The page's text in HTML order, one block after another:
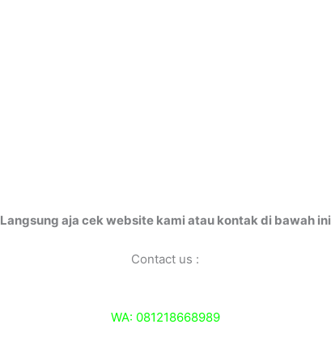
Langsung aja cek website kami atau kontak di bawah ini
Contact us :
WA: 081218668989